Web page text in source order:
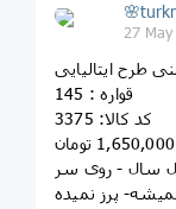
27
طرح ایتالیایی
قواره : 145
کد کالا: 3375
سال - روی سر